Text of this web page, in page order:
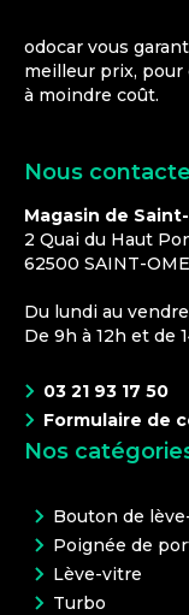
odocar vous
meilleur prix,
à moindre coût.
Nous
Magasin de
2 Quai du Haut
62500 SAINT-
Du lundi au
De 9h à 12h et de
03 21 93 17 50
Formulaire de
Nos
Bouton de
Poignée de
Lève-vitre
Turbo